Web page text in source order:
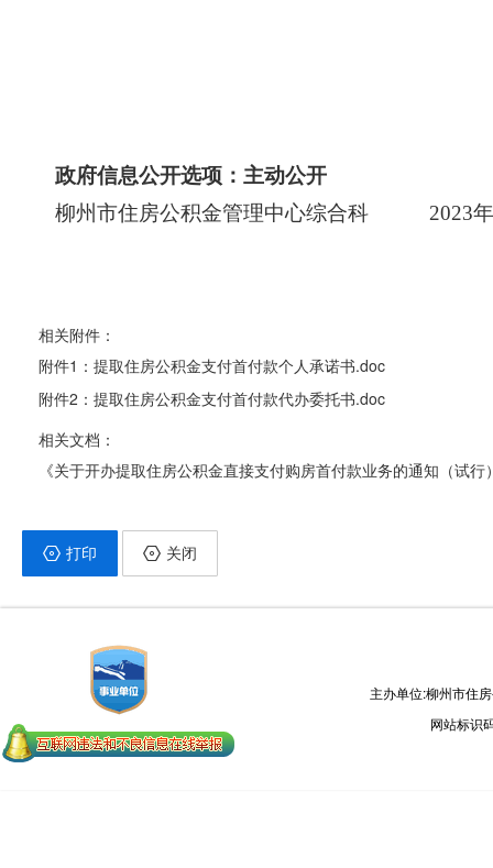
政府信息公开选项：主动公开
柳州市住房公积金管理中心综合科
2023
相关附件：
附件1：提取住房公积金支付首付款个人承诺书.doc
附件2：提取住房公积金支付首付款代办委托书.doc
相关文档：
《关于开办提取住房公积金直接支付购房首付款业务的通知（试行
打印 关闭
主办单位:柳州市住
网站标识